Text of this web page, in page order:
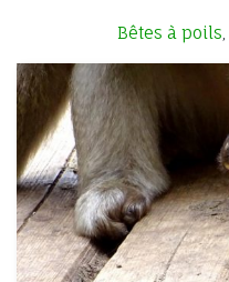
Bêtes à poils